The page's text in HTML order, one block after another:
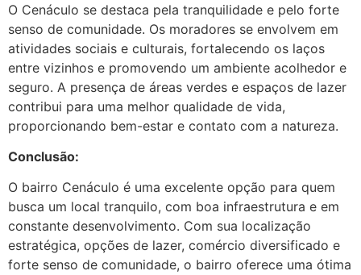
O Cenáculo se destaca pela tranquilidade e pelo forte
senso de comunidade. Os moradores se envolvem em
atividades sociais e culturais, fortalecendo os laços
entre vizinhos e promovendo um ambiente acolhedor e
seguro. A presença de áreas verdes e espaços de lazer
contribui para uma melhor qualidade de vida,
proporcionando bem-estar e contato com a natureza.
Conclusão:
O bairro Cenáculo é uma excelente opção para quem
busca um local tranquilo, com boa infraestrutura e em
constante desenvolvimento. Com sua localização
estratégica, opções de lazer, comércio diversificado e
forte senso de comunidade, o bairro oferece uma ótima